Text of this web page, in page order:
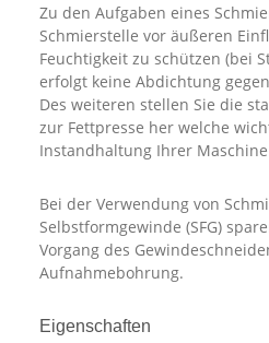
Zu den Aufgaben eines
Schmierstelle vor äußeren
Feuchtigkeit zu schützen (bei
erfolgt keine Abdichtung
Des weiteren stellen Sie die
zur Fettpresse her welche
Instandhaltung Ihrer
Bei der Verwendung von
Selbstformgewinde (SFG)
Vorgang des
Aufnahmebohrung.
Eigenschaften